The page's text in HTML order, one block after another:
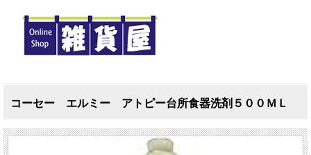
コーセー エルミー アトピー台所食器洗剤５００ＭＬ